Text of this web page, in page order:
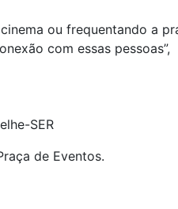
ou frequentando a
com essas pessoas”,
SER
de Eventos.